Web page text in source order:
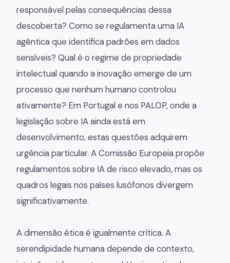
responsável pelas consequências dessa
descoberta? Como se regulamenta uma IA
agêntica que identifica padrões em dados
sensíveis? Qual é o regime de propriedade
intelectual quando a inovação emerge de um
processo que nenhum humano controlou
ativamente? Em Portugal e nos PALOP, onde a
legislação sobre IA ainda está em
desenvolvimento, estas questões adquirem
urgência particular. A Comissão Europeia propõe
regulamentos sobre IA de risco elevado, mas os
quadros legais nos países lusófonos divergem
significativamente.
A dimensão ética é igualmente crítica. A
serendipidade humana depende de contexto,